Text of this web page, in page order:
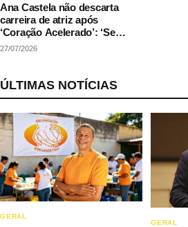
Ana Castela não descarta
carreira de atriz após
‘Coração Acelerado’: ‘Se
couber na agenda’
27/07/2026
ÚLTIMAS NOTÍCIAS
GERAL
GERAL